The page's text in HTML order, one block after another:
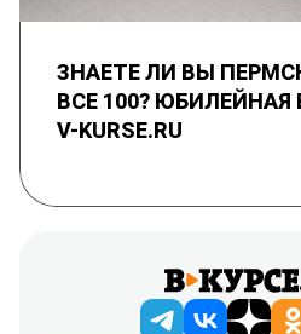
ЗНАЕТЕ ЛИ ВЫ
ВСЕ 100?
V-KURSE.RU